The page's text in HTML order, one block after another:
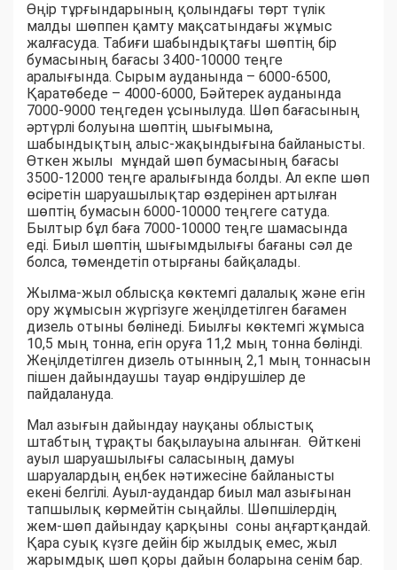
Өңір тұрғындарының қолындағы төрт түлік
малды шөппен қамту мақсатындағы жұмыс
жалғасуда. Табиғи шабындықтағы шөптің бір
бумасының бағасы 3400-10000 теңге
аралығында. Сырым ауданында – 6000-6500,
Қаратөбеде – 4000-6000, Бәйтерек ауданында
7000-9000 теңгеден ұсынылуда. Шөп бағасының
әртүрлі болуына шөптің шығымына,
шабындықтың алыс-жақындығына байланысты.
Өткен жылы мұндай шөп бумасының бағасы
3500-12000 теңге аралығында болды. Ал екпе шөп
өсіретін шаруашылықтар өздерінен артылған
шөптің бумасын 6000-10000 теңгеге сатуда.
Былтыр бұл баға 7000-10000 теңге шамасында
еді. Биыл шөптің шығымдылығы бағаны сәл де
болса, төмендетіп отырғаны байқалады.
Жылма-жыл облысқа көктемгі далалық және егін
ору жұмысын жүргізуге жеңілдетілген бағамен
дизель отыны бөлінеді. Биылғы көктемгі жұмыса
10,5 мың тонна, егін оруға 11,2 мың тонна бөлінді.
Жеңілдетілген дизель отынның 2,1 мың тоннасын
пішен дайындаушы тауар өндірушілер де
пайдалануда.
Мал азығын дайындау науқаны облыстық
штабтың тұрақты бақылауына алынған. Өйткені
ауыл шаруашылығы саласының дамуы
шаруалардың еңбек нәтижесіне байланысты
екені белгілі. Ауыл-аудандар биыл мал азығынан
тапшылық көрмейтін сыңайлы. Шөпшілердің
жем-шөп дайындау қарқыны соны аңғартқандай.
Қара суық күзге дейін бір жылдық емес, жыл
жарымдық шөп қоры дайын боларына сенім бар.